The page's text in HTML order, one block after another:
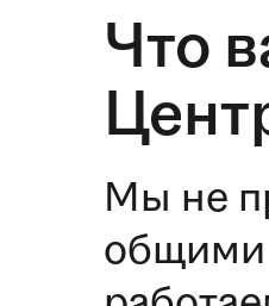
Что
Мы не
общими